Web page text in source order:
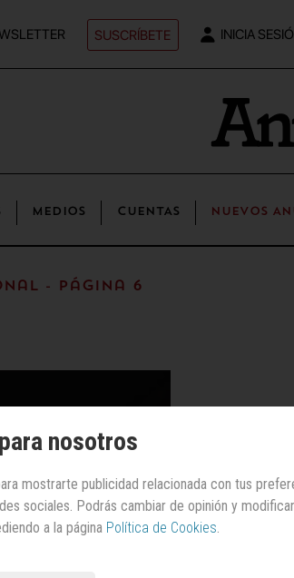
SUSCRÍBETE INICIA
MEDIOS CUENTAS NUEVOS
- Página 6
nosotros
mostrarte publicidad relacionada con tus
sociales. Podrás cambiar de opinión y
a la página Política de Cookies.